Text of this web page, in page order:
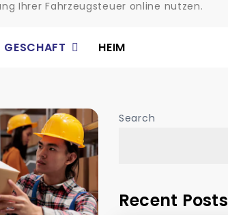
Ihrer Fahrzeugsteuer online nutzen.
GESCHAFT HEIM
Search
Recent Posts